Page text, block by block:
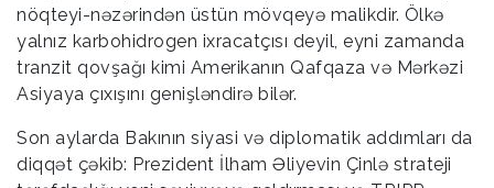
nöqteyi-nəzərindən üstün mövqeyə malikdir. Ölkə
yalnız karbohidrogen ixracatçısı deyil, eyni zamanda
tranzit qovşağı kimi Amerikanın Qafqaza və Mərkəzi
Asiyaya çıxışını genişləndirə bilər.
Son aylarda Bakının siyasi və diplomatik addımları da
diqqət çəkib: Prezident İlham Əliyevin Çinlə strateji